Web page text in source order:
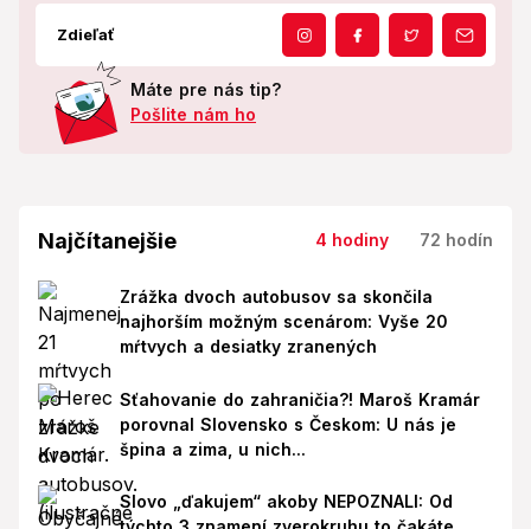
Zdieľať
Máte pre nás tip?
Pošlite nám ho
Najčítanejšie 4 hodiny 72 hodín
Zrážka dvoch autobusov sa skončila
najhorším možným scenárom: Vyše 20
mŕtvych a desiatky zranených
Sťahovanie do zahraničia?! Maroš Kramár
porovnal Slovensko s Českom: U nás je
špina a zima, u nich...
Slovo „ďakujem“ akoby NEPOZNALI: Od